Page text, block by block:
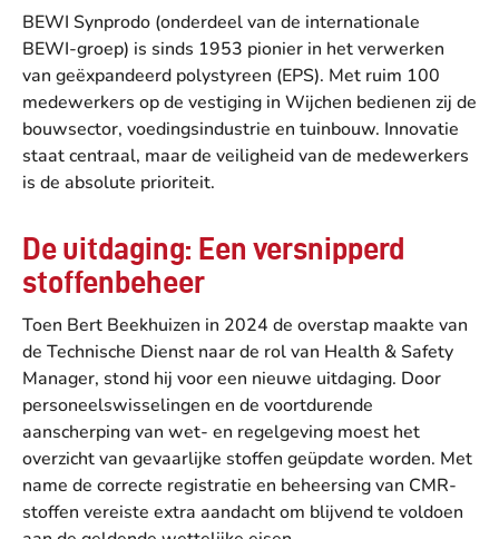
BEWI Synprodo (onderdeel van de internationale
BEWI-groep) is sinds 1953 pionier in het verwerken
van geëxpandeerd polystyreen (EPS). Met ruim 100
medewerkers op de vestiging in Wijchen bedienen zij de
bouwsector, voedingsindustrie en tuinbouw. Innovatie
staat centraal, maar de veiligheid van de medewerkers
is de absolute prioriteit.
De uitdaging: Een versnipperd
stoffenbeheer
Toen Bert Beekhuizen in 2024 de overstap maakte van
de Technische Dienst naar de rol van Health & Safety
Manager, stond hij voor een nieuwe uitdaging. Door
personeelswisselingen en de voortdurende
aanscherping van wet- en regelgeving moest het
overzicht van gevaarlijke stoffen geüpdate worden. Met
name de correcte registratie en beheersing van CMR-
stoffen vereiste extra aandacht om blijvend te voldoen